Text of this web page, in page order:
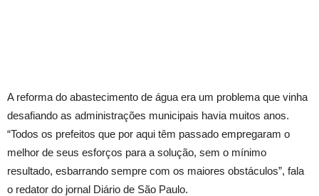
A reforma do abastecimento de água era um problema que vinha
desafiando as administrações municipais havia muitos anos.
“Todos os prefeitos que por aqui têm passado empregaram o
melhor de seus esforços para a solução, sem o mínimo
resultado, esbarrando sempre com os maiores obstáculos”, fala
o redator do jornal Diário de São Paulo.